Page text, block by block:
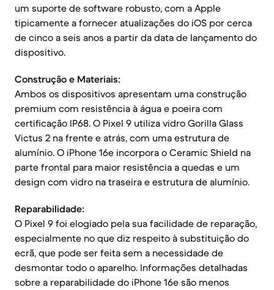
um suporte de software robusto, com a Apple
tipicamente a fornecer atualizações do iOS por cerca
de cinco a seis anos a partir da data de lançamento do
dispositivo.
Construção e Materiais:
Ambos os dispositivos apresentam uma construção
premium com resistência à água e poeira com
certificação IP68. O Pixel 9 utiliza vidro Gorilla Glass
Victus 2 na frente e atrás, com uma estrutura de
alumínio. O iPhone 16e incorpora o Ceramic Shield na
parte frontal para maior resistência a quedas e um
design com vidro na traseira e estrutura de alumínio.
Reparabilidade:
O Pixel 9 foi elogiado pela sua facilidade de reparação,
especialmente no que diz respeito à substituição do
ecrã, que pode ser feita sem a necessidade de
desmontar todo o aparelho. Informações detalhadas
sobre a reparabilidade do iPhone 16e são menos